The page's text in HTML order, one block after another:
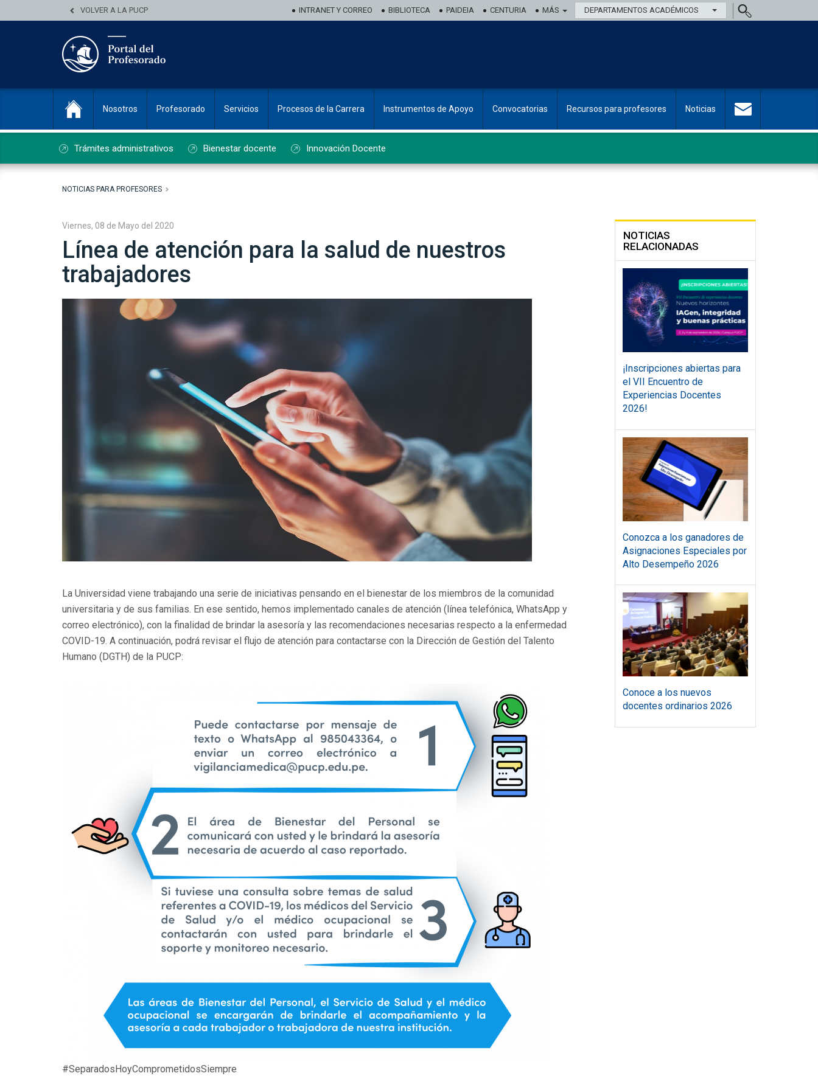
VOLVER A LA PUCP INTRANET Y CORREO BIBLIOTECA PAIDEIA CENTURIA MÁS DEPARTAMENTOS ACADÉMICOS
Nosotros Profesorado Servicios Procesos de la Carrera Instrumentos de Apoyo Convocatorias Recursos para profesores Noticias
Trámites administrativos Bienestar docente Innovación Docente
NOTICIAS PARA PROFESORES
Viernes, 08 de Mayo del 2020
Línea de atención para la salud de nuestros
trabajadores
La Universidad viene trabajando una serie de iniciativas pensando en el bienestar de los miembros de la comunidad
universitaria y de sus familias. En ese sentido, hemos implementado canales de atención (línea telefónica, WhatsApp y
correo electrónico), con la finalidad de brindar la asesoría y las recomendaciones necesarias respecto a la enfermedad
COVID-19. A continuación, podrá revisar el flujo de atención para contactarse con la Dirección de Gestión del Talento
Humano (DGTH) de la PUCP:
#SeparadosHoyComprometidosSiempre
NOTICIAS
RELACIONADAS
¡Inscripciones abiertas para
el VII Encuentro de
Experiencias Docentes
2026!
Conozca a los ganadores de
Asignaciones Especiales por
Alto Desempeño 2026
Conoce a los nuevos
docentes ordinarios 2026